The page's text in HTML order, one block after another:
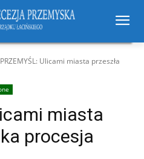
PRZEMYŚL: Ulicami miasta przeszła
miasta
procesja